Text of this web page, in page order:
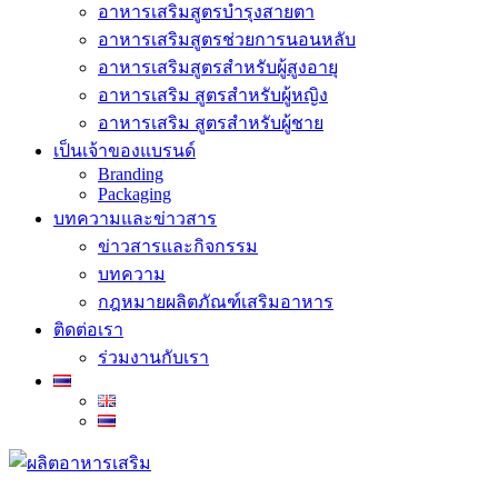
อาหารเสริมสูตรบำรุงสายตา
อาหารเสริมสูตรช่วยการนอนหลับ
อาหารเสริมสูตรสำหรับผู้สูงอายุ
อาหารเสริม สูตรสำหรับผู้หญิง
อาหารเสริม สูตรสำหรับผู้ชาย
เป็นเจ้าของแบรนด์
Branding
Packaging
บทความและข่าวสาร
ข่าวสารและกิจกรรม
บทความ
กฎหมายผลิตภัณฑ์เสริมอาหาร
ติดต่อเรา
ร่วมงานกับเรา